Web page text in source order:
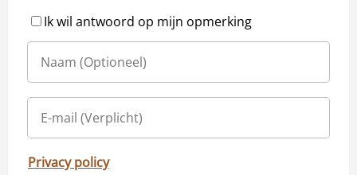
Ik wil antwoord op mijn opmerking
Privacy policy